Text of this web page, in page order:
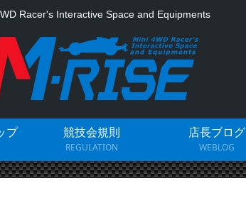
Racer's Interactive Space and Equipments
プ
競技会規則
REGULATION
店長ブログ
WEBLOG